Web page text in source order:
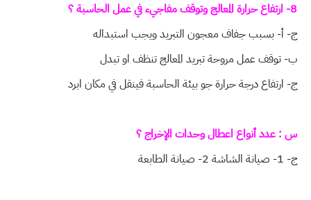
8- ارتفاع حرارة المعالج وتوقف مفاجيء في عمل الحاسبة ؟
ج- أ- بسبب جفاف معجون التبريد ويجب استبداله
ب- توقف عمل مروحة تبريد المعالج تنظف او تبدل
ج- ارتفاع درجة حرارة جو بيئة الحاسبة فينقل في مكان ابرد
س : عدد أنواع اعطال وحدات الإخراج ؟
ج- 1- صيانة الشاشة 2- صيانة الطابعة